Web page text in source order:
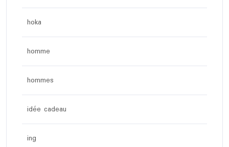
hoka
homme
hommes
idée cadeau
ing